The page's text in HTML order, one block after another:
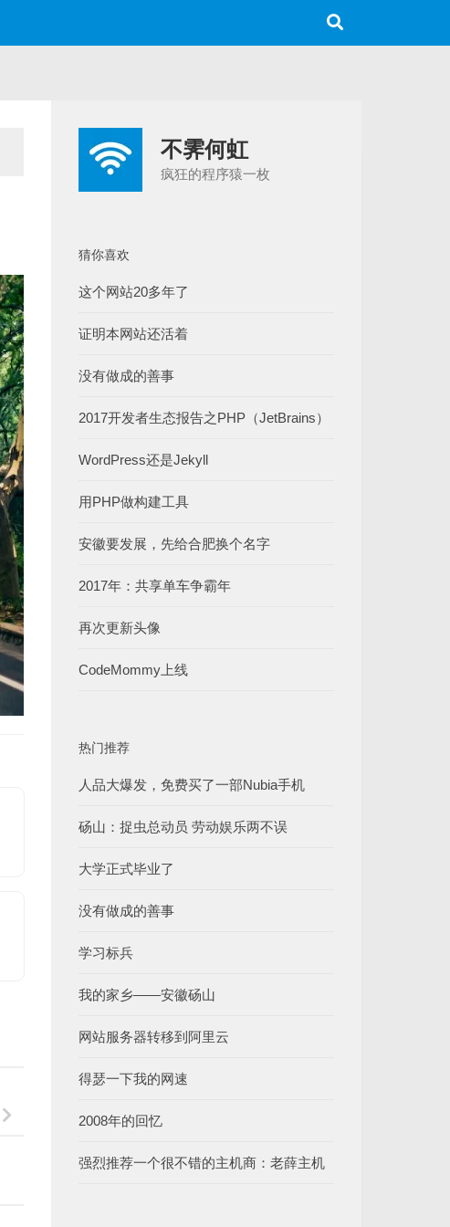
不霁何虹
疯狂的程序猿一枚
猜你喜欢
这个网站20多年了
证明本网站还活着
没有做成的善事
2017开发者生态报告之PHP（JetBrains）
WordPress还是Jekyll
用PHP做构建工具
安徽要发展，先给合肥换个名字
2017年：共享单车争霸年
再次更新头像
CodeMommy上线
热门推荐
人品大爆发，免费买了一部Nubia手机
砀山：捉虫总动员 劳动娱乐两不误
大学正式毕业了
没有做成的善事
学习标兵
我的家乡——安徽砀山
网站服务器转移到阿里云
得瑟一下我的网速
2008年的回忆
强烈推荐一个很不错的主机商：老薛主机